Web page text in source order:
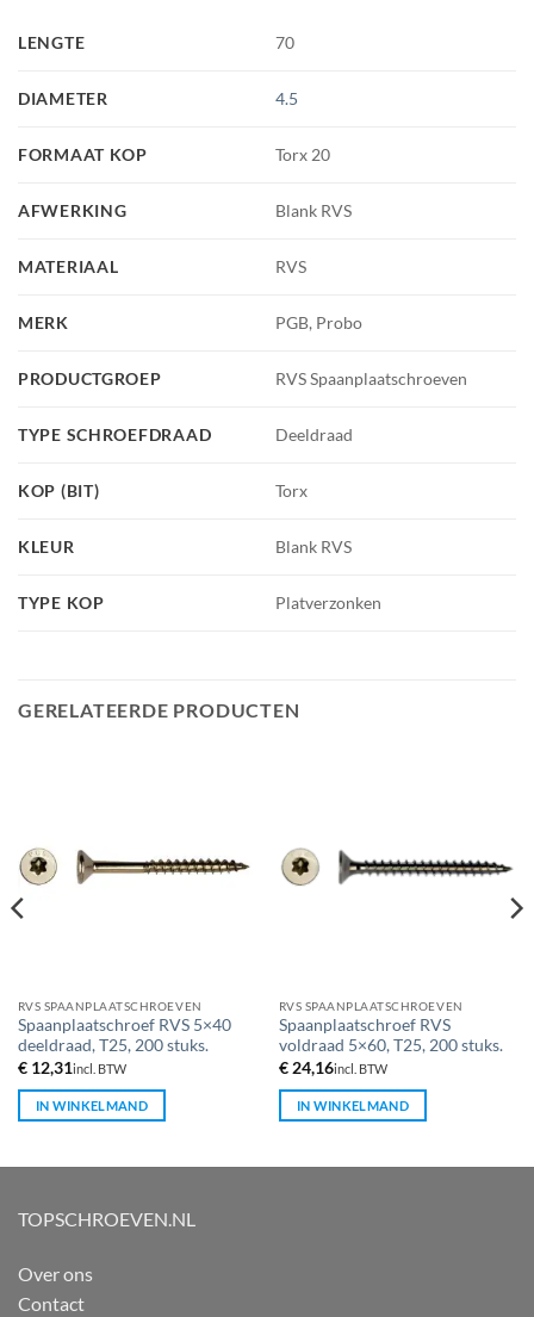
LENGTE 70
DIAMETER 4.5
FORMAAT KOP Torx 20
AFWERKING Blank RVS
MATERIAAL RVS
MERK PGB, Probo
PRODUCTGROEP RVS Spaanplaatschroeven
TYPE SCHROEFDRAAD Deeldraad
KOP (BIT) Torx
KLEUR Blank RVS
TYPE KOP Platverzonken
GERELATEERDE PRODUCTEN
RVS SPAANPLAATSCHROEVEN
Spaanplaatschroef RVS 5×40
deeldraad, T25, 200 stuks.
€12,31incl. BTW
IN WINKELMAND
RVS SPAANPLAATSCHROEVEN
Spaanplaatschroef RVS
voldraad 5×60, T25, 200 stuks.
€24,16incl. BTW
IN WINKELMAND
TOPSCHROEVEN.NL
Over ons
Contact